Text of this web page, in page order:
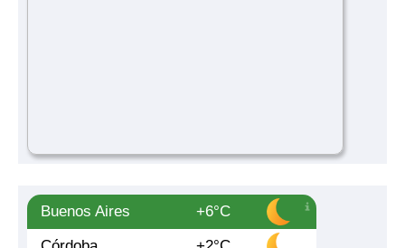
Buenos Aires
+6°C